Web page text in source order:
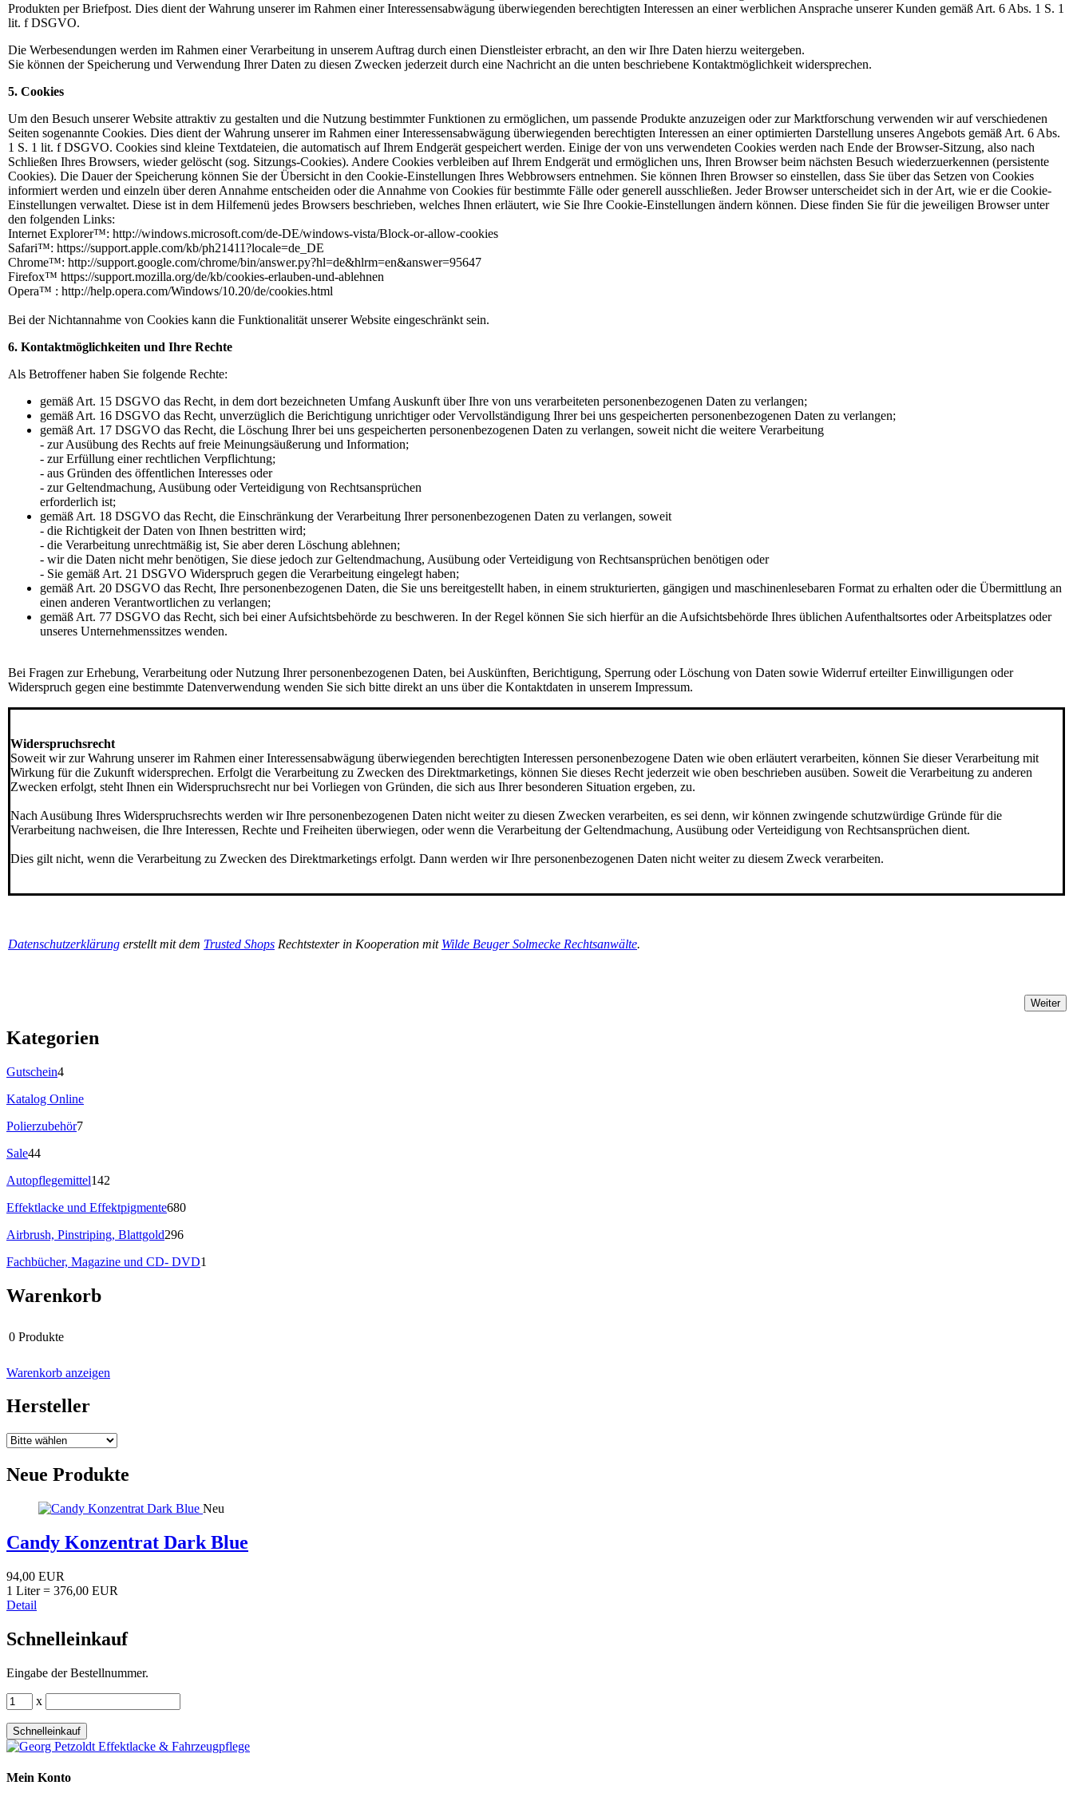
Produkten per Briefpost. Dies dient der Wahrung unserer im Rahmen einer Interessensabwägung überwiegenden berechtigten Interessen an einer werblichen Ansprache unserer Kunden gemäß Art. 6 Abs. 1 S. 1
lit. f DSGVO.
Die Werbesendungen werden im Rahmen einer Verarbeitung in unserem Auftrag durch einen Dienstleister erbracht, an den wir Ihre Daten hierzu weitergeben.
Sie können der Speicherung und Verwendung Ihrer Daten zu diesen Zwecken jederzeit durch eine Nachricht an die unten beschriebene Kontaktmöglichkeit widersprechen.
5. Cookies
Um den Besuch unserer Website attraktiv zu gestalten und die Nutzung bestimmter Funktionen zu ermöglichen, um passende Produkte anzuzeigen oder zur Marktforschung verwenden wir auf verschiedenen
Seiten sogenannte Cookies. Dies dient der Wahrung unserer im Rahmen einer Interessensabwägung überwiegenden berechtigten Interessen an einer optimierten Darstellung unseres Angebots gemäß Art. 6 Abs.
1 S. 1 lit. f DSGVO. Cookies sind kleine Textdateien, die automatisch auf Ihrem Endgerät gespeichert werden. Einige der von uns verwendeten Cookies werden nach Ende der Browser-Sitzung, also nach
Schließen Ihres Browsers, wieder gelöscht (sog. Sitzungs-Cookies). Andere Cookies verbleiben auf Ihrem Endgerät und ermöglichen uns, Ihren Browser beim nächsten Besuch wiederzuerkennen (persistente
Cookies). Die Dauer der Speicherung können Sie der Übersicht in den Cookie-Einstellungen Ihres Webbrowsers entnehmen. Sie können Ihren Browser so einstellen, dass Sie über das Setzen von Cookies
informiert werden und einzeln über deren Annahme entscheiden oder die Annahme von Cookies für bestimmte Fälle oder generell ausschließen. Jeder Browser unterscheidet sich in der Art, wie er die Cookie-
Einstellungen verwaltet. Diese ist in dem Hilfemenü jedes Browsers beschrieben, welches Ihnen erläutert, wie Sie Ihre Cookie-Einstellungen ändern können. Diese finden Sie für die jeweiligen Browser unter
den folgenden Links:
Internet Explorer™: http://windows.microsoft.com/de-DE/windows-vista/Block-or-allow-cookies
Safari™: https://support.apple.com/kb/ph21411?locale=de_DE
Chrome™: http://support.google.com/chrome/bin/answer.py?hl=de&hlrm=en&answer=95647
Firefox™ https://support.mozilla.org/de/kb/cookies-erlauben-und-ablehnen
Opera™ : http://help.opera.com/Windows/10.20/de/cookies.html
Bei der Nichtannahme von Cookies kann die Funktionalität unserer Website eingeschränkt sein.
6. Kontaktmöglichkeiten und Ihre Rechte
Als Betroffener haben Sie folgende Rechte:
gemäß Art. 15 DSGVO das Recht, in dem dort bezeichneten Umfang Auskunft über Ihre von uns verarbeiteten personenbezogenen Daten zu verlangen;
gemäß Art. 16 DSGVO das Recht, unverzüglich die Berichtigung unrichtiger oder Vervollständigung Ihrer bei uns gespeicherten personenbezogenen Daten zu verlangen;
gemäß Art. 17 DSGVO das Recht, die Löschung Ihrer bei uns gespeicherten personenbezogenen Daten zu verlangen, soweit nicht die weitere Verarbeitung
- zur Ausübung des Rechts auf freie Meinungsäußerung und Information;
- zur Erfüllung einer rechtlichen Verpflichtung;
- aus Gründen des öffentlichen Interesses oder
- zur Geltendmachung, Ausübung oder Verteidigung von Rechtsansprüchen
erforderlich ist;
gemäß Art. 18 DSGVO das Recht, die Einschränkung der Verarbeitung Ihrer personenbezogenen Daten zu verlangen, soweit
- die Richtigkeit der Daten von Ihnen bestritten wird;
- die Verarbeitung unrechtmäßig ist, Sie aber deren Löschung ablehnen;
- wir die Daten nicht mehr benötigen, Sie diese jedoch zur Geltendmachung, Ausübung oder Verteidigung von Rechtsansprüchen benötigen oder
- Sie gemäß Art. 21 DSGVO Widerspruch gegen die Verarbeitung eingelegt haben;
gemäß Art. 20 DSGVO das Recht, Ihre personenbezogenen Daten, die Sie uns bereitgestellt haben, in einem strukturierten, gängigen und maschinenlesebaren Format zu erhalten oder die Übermittlung an
einen anderen Verantwortlichen zu verlangen;
gemäß Art. 77 DSGVO das Recht, sich bei einer Aufsichtsbehörde zu beschweren. In der Regel können Sie sich hierfür an die Aufsichtsbehörde Ihres üblichen Aufenthaltsortes oder Arbeitsplatzes oder
unseres Unternehmenssitzes wenden.
Bei Fragen zur Erhebung, Verarbeitung oder Nutzung Ihrer personenbezogenen Daten, bei Auskünften, Berichtigung, Sperrung oder Löschung von Daten sowie Widerruf erteilter Einwilligungen oder
Widerspruch gegen eine bestimmte Datenverwendung wenden Sie sich bitte direkt an uns über die Kontaktdaten in unserem Impressum.
Widerspruchsrecht
Soweit wir zur Wahrung unserer im Rahmen einer Interessensabwägung überwiegenden berechtigten Interessen personenbezogene Daten wie oben erläutert verarbeiten, können Sie dieser Verarbeitung mit
Wirkung für die Zukunft widersprechen. Erfolgt die Verarbeitung zu Zwecken des Direktmarketings, können Sie dieses Recht jederzeit wie oben beschrieben ausüben. Soweit die Verarbeitung zu anderen
Zwecken erfolgt, steht Ihnen ein Widerspruchsrecht nur bei Vorliegen von Gründen, die sich aus Ihrer besonderen Situation ergeben, zu.
Nach Ausübung Ihres Widerspruchsrechts werden wir Ihre personenbezogenen Daten nicht weiter zu diesen Zwecken verarbeiten, es sei denn, wir können zwingende schutzwürdige Gründe für die
Verarbeitung nachweisen, die Ihre Interessen, Rechte und Freiheiten überwiegen, oder wenn die Verarbeitung der Geltendmachung, Ausübung oder Verteidigung von Rechtsansprüchen dient.
Dies gilt nicht, wenn die Verarbeitung zu Zwecken des Direktmarketings erfolgt. Dann werden wir Ihre personenbezogenen Daten nicht weiter zu diesem Zweck verarbeiten.
Datenschutzerklärung erstellt mit dem Trusted Shops Rechtstexter in Kooperation mit Wilde Beuger Solmecke Rechtsanwälte.
Weiter
Kategorien
Gutschein4
Katalog Online
Polierzubehör7
Sale44
Autopflegemittel142
Effektlacke und Effektpigmente680
Airbrush, Pinstriping, Blattgold296
Fachbücher, Magazine und CD- DVD1
Warenkorb
0 Produkte
Warenkorb anzeigen
Hersteller
Neue Produkte
Neu
Candy Konzentrat Dark Blue
94,00 EUR
1 Liter = 376,00 EUR
Detail
Schnelleinkauf
Eingabe der Bestellnummer.
x
Schnelleinkauf
Mein Konto